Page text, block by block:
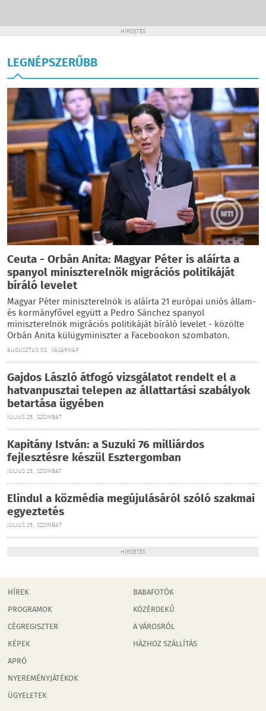
HIRDETÉS
LEGNÉPSZERŰBB
Ceuta - Orbán Anita: Magyar Péter is aláírta a
spanyol miniszterelnök migrációs politikáját
bíráló levelet
Magyar Péter miniszterelnök is aláírta 21 európai uniós állam-
és kormányfővel együtt a Pedro Sánchez spanyol
miniszterelnök migrációs politikáját bíráló levelet - közölte
Orbán Anita külügyminiszter a Facebookon szombaton.
AUGUSZTUS 02., VASÁRNAP
Gajdos László átfogó vizsgálatot rendelt el a
hatvanpusztai telepen az állattartási szabályok
betartása ügyében
JÚLIUS 25., SZOMBAT
Kapitány István: a Suzuki 76 milliárdos
fejlesztésre készül Esztergomban
JÚLIUS 25., SZOMBAT
Elindul a közmédia megújulásáról szóló szakmai
egyeztetés
JÚLIUS 25., SZOMBAT
HIRDETÉS
HÍREK
PROGRAMOK
CÉGREGISZTER
KÉPEK
APRÓ
NYEREMÉNYJÁTÉKOK
ÜGYELETEK
BABAFOTÓK
KÖZÉRDEKŰ
A VÁROSRÓL
HÁZHOZ SZÁLLÍTÁS